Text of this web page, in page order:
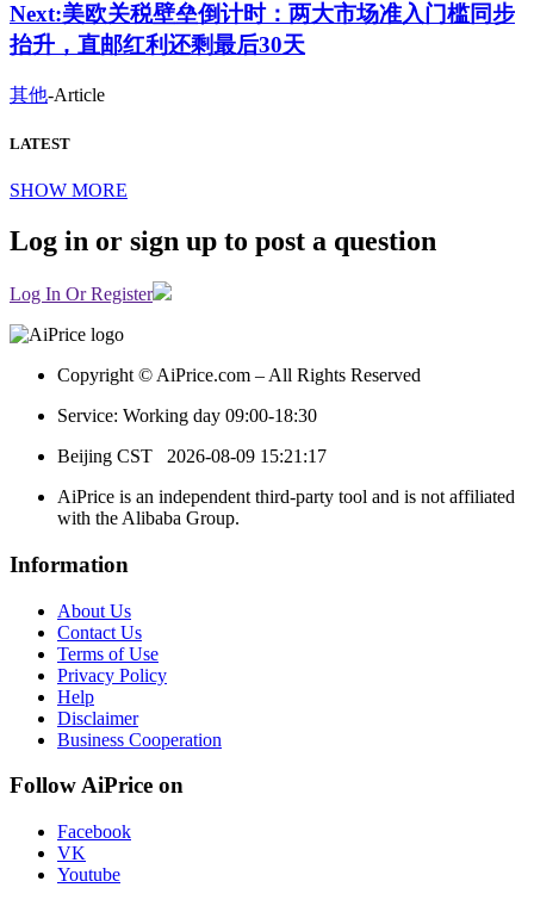
Next:美欧关税壁垒倒计时：两大市场准入门槛同步
抬升，直邮红利还剩最后30天
其他-Article
LATEST
SHOW MORE
Log in or sign up to post a question
Log In Or Register
Copyright © AiPrice.com – All Rights Reserved
Service: Working day 09:00-18:30
Beijing CST 2026-08-09 15:21:17
AiPrice is an independent third-party tool and is not affiliated
with the Alibaba Group.
Information
About Us
Contact Us
Terms of Use
Privacy Policy
Help
Disclaimer
Business Cooperation
Follow AiPrice on
Facebook
VK
Youtube